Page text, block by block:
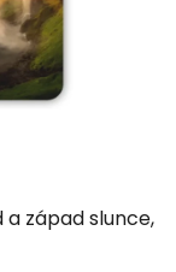
západ slunce,